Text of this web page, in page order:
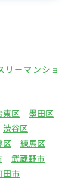
リーマンショ
東区
墨田区
渋谷区
区
練馬区
武蔵野市
田市